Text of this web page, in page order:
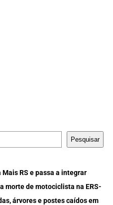
Pesquisar
RS e passa a integrar
morte de motociclista na ERS-
árvores e postes caídos em